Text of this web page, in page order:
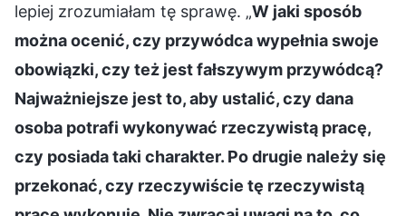
lepiej zrozumiałam tę sprawę. „W jaki sposób
można ocenić, czy przywódca wypełnia swoje
obowiązki, czy też jest fałszywym przywódcą?
Najważniejsze jest to, aby ustalić, czy dana
osoba potrafi wykonywać rzeczywistą pracę,
czy posiada taki charakter. Po drugie należy się
przekonać, czy rzeczywiście tę rzeczywistą